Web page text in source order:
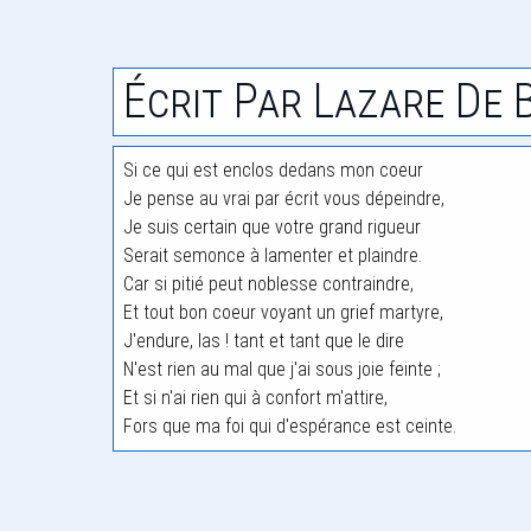
Écrit Par Lazare De
Si ce qui est enclos dedans mon coeur
Je pense au vrai par écrit vous dépeindre,
Je suis certain que votre grand rigueur
Serait semonce à lamenter et plaindre.
Car si pitié peut noblesse contraindre,
Et tout bon coeur voyant un grief martyre,
J'endure, las ! tant et tant que le dire
N'est rien au mal que j'ai sous joie feinte ;
Et si n'ai rien qui à confort m'attire,
Fors que ma foi qui d'espérance est ceinte.